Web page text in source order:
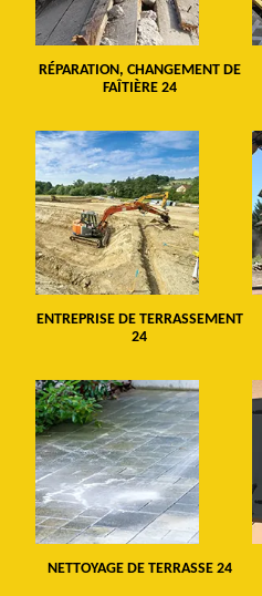
RÉPARATION, CHANGEMENT DE
FAÎTIÈRE 24
ENTREPRISE DE TERRASSEMENT
24
NETTOYAGE DE TERRASSE 24